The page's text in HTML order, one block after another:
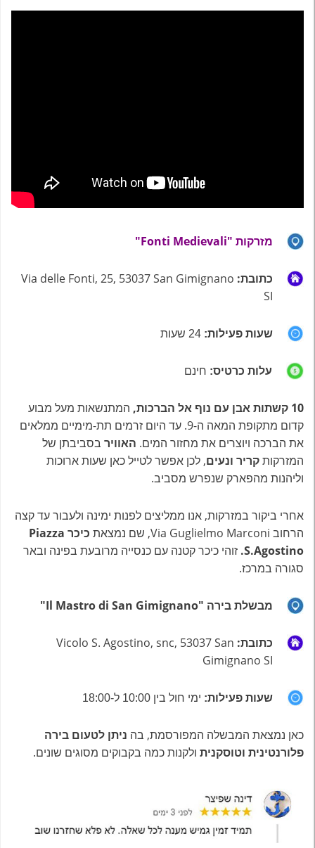
מזרקות "Fonti Medievali"
כתובת: Via delle Fonti, 25, 53037 San Gimignano
SI
שעות פעילות:
עלות כרטיס: חינם
10 קשתות אבן עם נוף אל הברכות,
המתנשאות מעל מבוע
קדום מתקופת המאה ה-9. עד היום זרמים תת-מימיים ממלאים
את הברכה ויוצרים את מחזור המים. האוויר בסביבתן של
המזרקותקריר ונעים, לכן אפשר לטייל כאן שעות ארוכות
וליהנות מהפארק שנפרש מסביב.
אחרי ביקור במזרקות, אנו ממליצים לפנות ימינה ולעבור עד קצה
הרחוב Via Guglielmo Marconi, שם נמצאת
כיכר Piazza
S.Agostino. זוהי כיכר קטנה עם כנסייה מרובעת בפינה ובאר
סגורה במרכז.
מבשלת בירה "Il Mastro di San Gimignano"
כתובת: Vicolo S. Agostino, snc, 53037 San
Gimignano SI
שעות פעילות: ימי חול בין 10:00 ל-18:00
כאן נמצאת המבשלה המפורסמת, בה ניתן לטעום בירה
פלורנטינית וטוסקנית ולקנות כמה בקבוקים מסוגים שונים.